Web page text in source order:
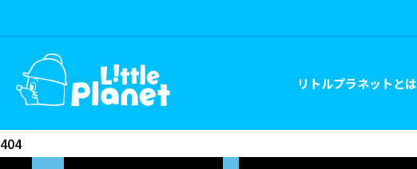
リトルプラネットとは
404